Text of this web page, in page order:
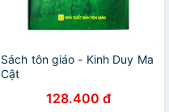
Sách tôn giáo - Kinh Duy Ma
Cật
128.400 đ